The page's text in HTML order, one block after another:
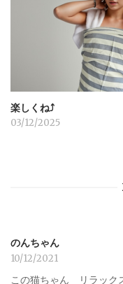
楽しくね⤴︎
03/12/2025
のんちゃん
10/12/2021
この猫ちゃん リラック